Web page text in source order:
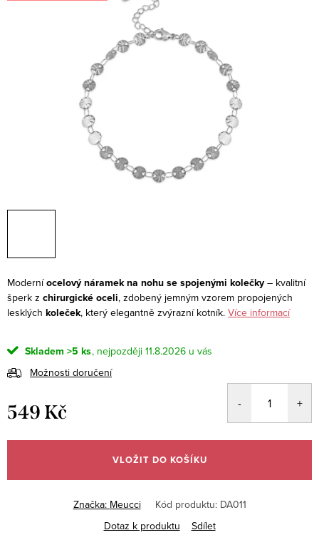
Moderníocelový náramek na nohu se spojenými kolečky – kvalitní
šperk z chirurgické oceli, zdobený jemným vzorem propojených
lesklých koleček, který elegantně zvýrazní kotník. Více informací
Skladem >5 ks
11.8.2026
Možnosti doručení
549 Kč
cena:
VLOŽIT DO KOŠÍKU
Značka: Meucci Kód produktu: DA011
Dotaz k produktu
Sdílet